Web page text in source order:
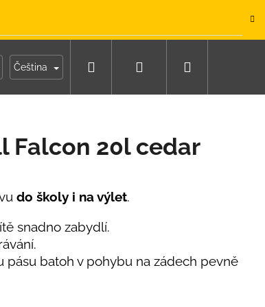
objednávka
Čeština Hledat Přihlášení
Falcon 20l cedar
do školy i na výlet.
snadno zabydlí.
pásu batoh v pohybu na zádech pevně